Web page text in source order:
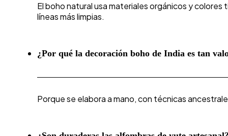
El boho natural usa materiales orgánicos y
líneas más limpias.
¿Por qué la decoración boho de India es tan
Porque se elabora a mano, con técnicas